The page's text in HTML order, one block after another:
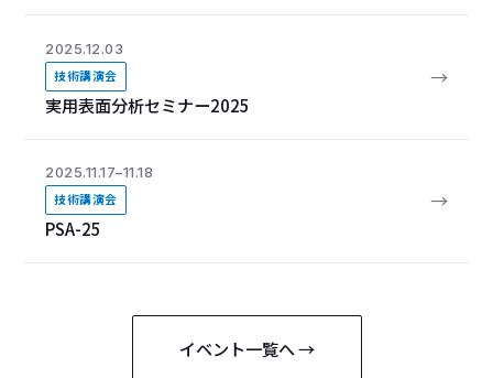
2025.12.03
技術講演会
実用表面分析セミナー2025
→
2025.11.17–11.18
技術講演会
PSA-25
→
イベント一覧へ →